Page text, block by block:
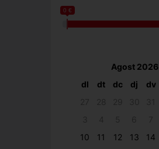
0 €
Agost 2026
dl
dt dc dj dv
10
11 12 13 14